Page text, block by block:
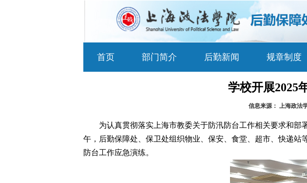
首页 部门简介 后勤新闻 规章制度
学校开展2025
信息来源： 上海政法
为认真贯彻落实上海市教委关于防汛防台工作相关要求和
午，后勤保障处、保卫处组织物业、保安、食堂、超市、快递站
防台工作应急演练。